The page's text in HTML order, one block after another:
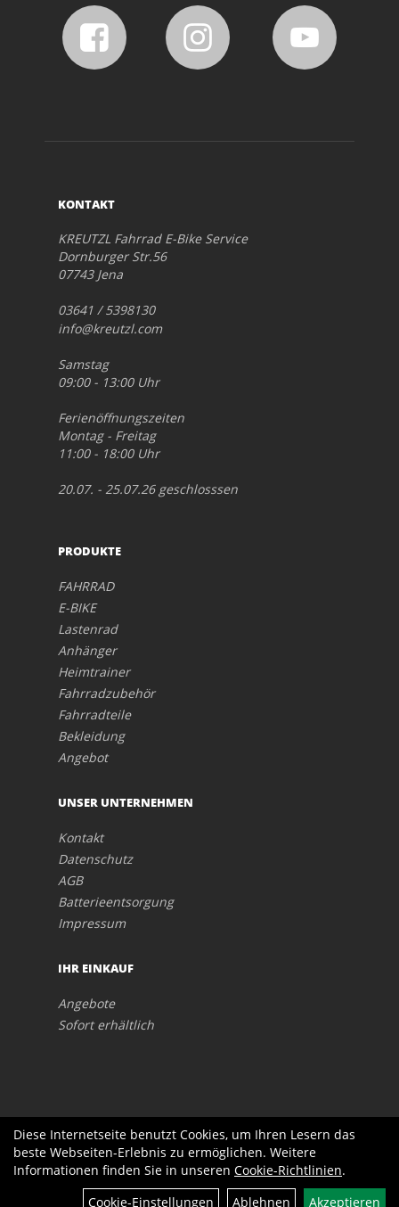
KONTAKT
KREUTZL Fahrrad E-Bike Service
Dornburger Str.56
07743 Jena
03641 / 5398130
info@kreutzl.com
Samstag
09:00 - 13:00 Uhr
Ferienöffnungszeiten
Montag - Freitag
11:00 - 18:00 Uhr
20.07. - 25.07.26 geschlosssen
PRODUKTE
FAHRRAD
E-BIKE
Lastenrad
Anhänger
Heimtrainer
Fahrradzubehör
Fahrradteile
Bekleidung
Angebot
UNSER UNTERNEHMEN
Kontakt
Datenschutz
AGB
Batterieentsorgung
Impressum
IHR EINKAUF
Angebote
Sofort erhältlich
Diese Internetseite benutzt Cookies, um Ihren Lesern das
beste Webseiten-Erlebnis zu ermöglichen. Weitere
Informationen finden Sie in unseren Cookie-Richtlinien.
Cookie-Einstellungen
Ablehnen Akzeptieren